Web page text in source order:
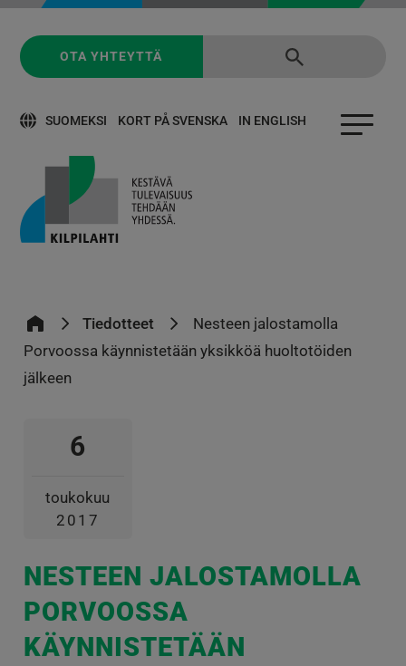
SUOMEKSI KORT PÅ SVENSKA IN ENGLISH
OTA YHTEYTTÄ
Tiedotteet
Nesteen jalostamolla
Porvoossa käynnistetään yksikköä huoltotöiden
jälkeen
6
toukokuu
2017
NESTEEN JALOSTAMOLLA
PORVOOSSA
KÄYNNISTETÄÄN